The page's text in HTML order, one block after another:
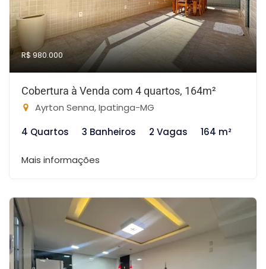
R$ 980.000
Cobertura à Venda com 4 quartos, 164m²
Ayrton Senna, Ipatinga-MG
4 Quartos
3 Banheiros 2 Vagas 164 m²
Mais informações